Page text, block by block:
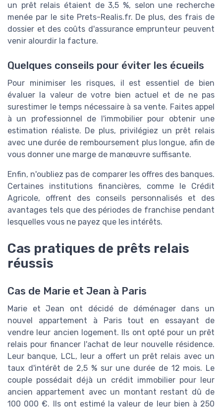
un prêt relais étaient de 3,5 %, selon une recherche
menée par le site Prets-Realis.fr. De plus, des frais de
dossier et des coûts d'assurance emprunteur peuvent
venir alourdir la facture.
Quelques conseils pour éviter les écueils
Pour minimiser les risques, il est essentiel de bien
évaluer la valeur de votre bien actuel et de ne pas
surestimer le temps nécessaire à sa vente. Faites appel
à un professionnel de l'immobilier pour obtenir une
estimation réaliste. De plus, privilégiez un prêt relais
avec une durée de remboursement plus longue, afin de
vous donner une marge de manœuvre suffisante.
Enfin, n'oubliez pas de comparer les offres des banques.
Certaines institutions financières, comme le Crédit
Agricole, offrent des conseils personnalisés et des
avantages tels que des périodes de franchise pendant
lesquelles vous ne payez que les intérêts.
Cas pratiques de prêts relais
réussis
Cas de Marie et Jean à Paris
Marie et Jean ont décidé de déménager dans un
nouvel appartement à Paris tout en essayant de
vendre leur ancien logement. Ils ont opté pour un prêt
relais pour financer l'achat de leur nouvelle résidence.
Leur banque, LCL, leur a offert un prêt relais avec un
taux d'intérêt de 2,5 % sur une durée de 12 mois. Le
couple possédait déjà un crédit immobilier pour leur
ancien appartement avec un montant restant dû de
100 000 €. Ils ont estimé la valeur de leur bien à 250